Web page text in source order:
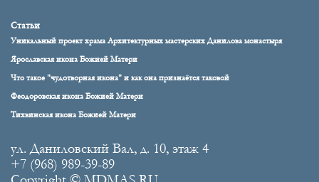
Статьи
Уникальный проект храма Архитектурных мастерских Данилова монастыря
Ярославская икона Божией Матери
Что такое "чудотворная икона" и как она признаётся таковой
Феодоровская икона Божией Матери
Тихвинская икона Божией Матери
ул. Даниловский Вал, д. 10, этаж 4
+7 (968) 989-39-89